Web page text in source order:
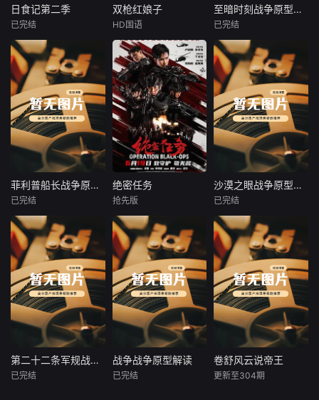
甚至连X射线的发
现也是一次“不小
带你
构，聚焦历代治乱
兴衰的关键节点与
化内容的情节张力
与视听表现力。删
削繁冗，力求在严
谨底色之上，生动
揭示历史演进的内
在逻辑与规律，为
观众呈现一部脉络
清晰、史实翔实、
引人入胜的影像中
国通史。
首。冷啸天自幼在
北疆长大，李长生
恩，冷啸天
日食记第二季
2013年6月，出生
在马路上的白猫被
它称之为“怪蜀黍”
的主人姜老刀捡回
家，并得名酥饼，
由此开始了一段全
新的生活。姜老刀
是某设计公司老
板，拥有相对自由
的工作空间，而工
作室便成为酥饼的
狂，实则内心细
腻，心灵手巧，擅
长精心制作各种美
味可口的点心和料
理，当然主人和同
事小胖、肉圆妹、
光头老李成为首轮
食客，不过可爱的
酥饼还是会有它的
特制料理。洋溢着
温暖生活气息的工
作室，香味四溢。
日食记第二季
已完结
双枪红娘子
王品一
1938年，高胜
男新婚之日，丈夫
被日军残害，父辈
亦遭屠戮。她举枪
聚义，屡袭敌寇威
震四方，后得八路
军指点决心投身革
命。日军欲诱杀高
胜男，她孤身赴战
舍命换乡亲周全。
军突袭而至全歼敌
寇，
双枪红娘子
HD国语
至暗时刻战争原型解读
本付费节目非正
片，从张伯伦倒台
到丘吉尔逆势上
位，从内阁和谈博
弈到敦刻尔克绝境
撤离奇迹，从王室
立场转变终结绥靖
思潮到两段真实演
讲锁定抗战国策
——五集文案完整
还原英国至暗时刻
抉择。妥协的代价
是主权阉割，坚持
的底气来自全民共
识，一个国家的绝
境翻盘从来不是英
雄主义的独角戏，
而是核心力量凝聚
共识的合力逆转。
至暗时刻战争原型解读
已完结
菲利普船长战争原型解读
本付费节目非正
片，索马里外海，
四名持枪海盗劫持
万吨远洋货轮，船
长被挟持至封闭救
生艇，在印度洋上
开启五天五夜的极
限漂流对峙。从无
武装商船的被动防
御与安全舱战术，
到美军海豹突击队
菲利普船长战争原型解读
已完结
绝密任务
于文文
首部女子反恐特战
队电影，面对恐怖
主义恶势力，“最飒
女子反恐特战队”临
危受命，精英队长
陈梓静（于文文
饰）率队员金凤
（卢靖姗 饰）、齐
燕（蒋璐霞 饰）、
宁宝儿（屈菁菁
绝密任务
抢先版
沙漠之眼战争原型解读
本付费节目非正
片，俄军特种航空
引导员深入叙利亚
沙漠敌后，以激光
照射引导空中精准
打击，成为武装分
子不惜代价追杀的
“沙漠之眼”。从阵
亡战友遗体的冒死
寻回，到特战搭档
在敌后绝境中建立
沙漠之眼战争原型解读
已完结
第二十二条军规战争电影解读 第二十二条军规战争电影解读
已完结
战争战争原型解读
战争战争原型解读
已完结
卷舒风云说帝王
卷舒风云说帝王
更新至304期